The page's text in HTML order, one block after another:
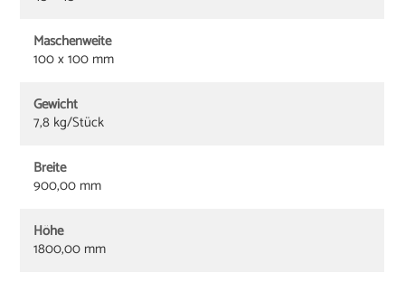
Maschenweite
100 x 100 mm
Gewicht
7,8 kg/Stück
Breite
900,00 mm
Höhe
1800,00 mm